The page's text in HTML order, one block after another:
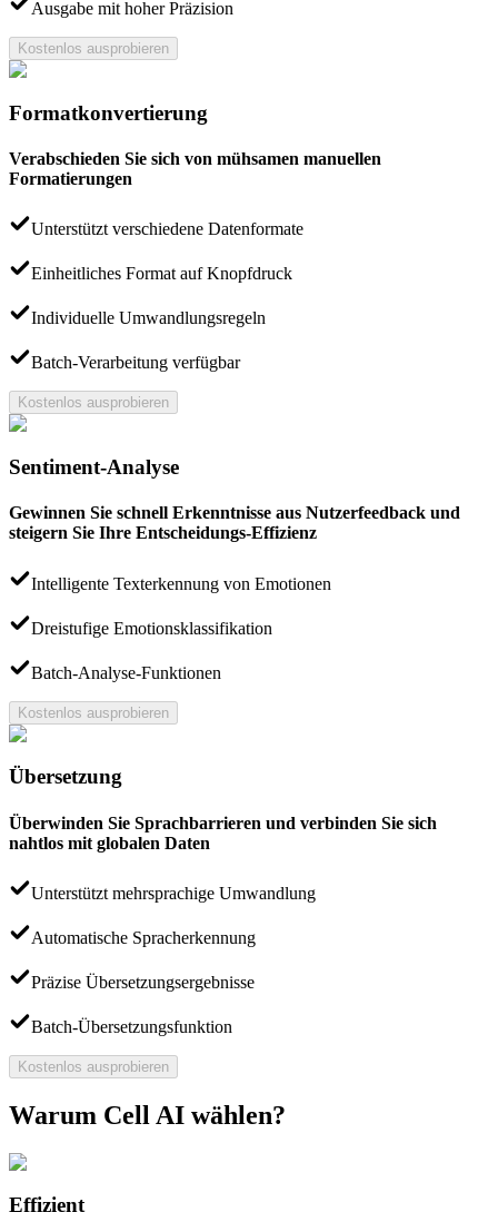
Ausgabe mit hoher Präzision
Kostenlos ausprobieren
Formatkonvertierung
Verabschieden Sie sich von mühsamen manuellen
Formatierungen
Unterstützt verschiedene Datenformate
Einheitliches Format auf Knopfdruck
Individuelle Umwandlungsregeln
Batch-Verarbeitung verfügbar
Kostenlos ausprobieren
Sentiment-Analyse
Gewinnen Sie schnell Erkenntnisse aus Nutzerfeedback und
steigern Sie Ihre Entscheidungs-Effizienz
Intelligente Texterkennung von Emotionen
Dreistufige Emotionsklassifikation
Batch-Analyse-Funktionen
Kostenlos ausprobieren
Übersetzung
Überwinden Sie Sprachbarrieren und verbinden Sie sich
nahtlos mit globalen Daten
Unterstützt mehrsprachige Umwandlung
Automatische Spracherkennung
Präzise Übersetzungsergebnisse
Batch-Übersetzungsfunktion
Kostenlos ausprobieren
Warum Cell AI wählen?
Effizient